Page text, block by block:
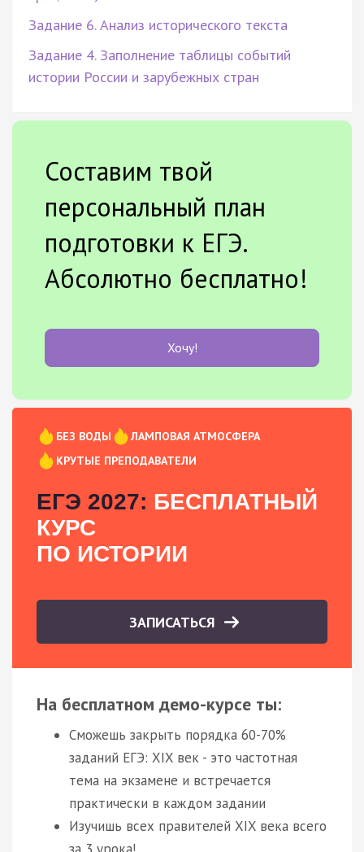
Задание 6. Анализ исторического текста
Задание 4. Заполнение таблицы событий
истории России и зарубежных стран
Составим твой
персональный план
подготовки к ЕГЭ.
Абсолютно бесплатно!
Хочу!
БЕЗ ВОДЫ
ЛАМПОВАЯ АТМОСФЕРА
КРУТЫЕ ПРЕПОДАВАТЕЛИ
ЕГЭ 2027: БЕСПЛАТНЫЙ
КУРС
ПО ИСТОРИИ
ЗАПИСАТЬСЯ
На бесплатном демо-курсе ты:
Сможешь закрыть порядка 60-70%
заданий ЕГЭ: XIX век - это частотная
тема на экзамене и встречается
практически в каждом задании
Изучишь всех правителей XIX века всего